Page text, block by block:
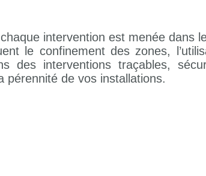
intervention est menée dans
le confinement des zones,
des interventions traçables,
pérennité de vos installations.